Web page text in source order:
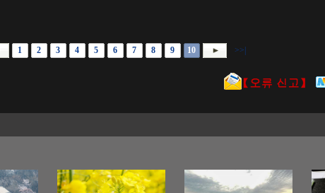
1 2 3 4 5 6 7 8 9 10 >>|